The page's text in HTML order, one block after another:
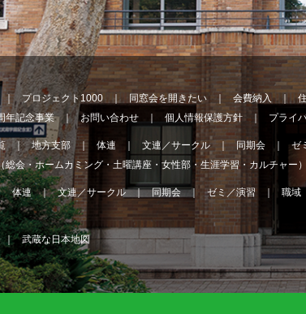
プロジェクト1000 同窓会を開きたい 会費納入
年記念事業
お問い合わせ 個人情報保護方針 プライ
地方支部 体連 文連／サークル 同期会 ゼ
総会・ホームカミング・土曜講座・女性部・生涯学習・カルチャー）
体連 文連／サークル 同期会 ゼミ／演習 職域
武蔵な日本地図